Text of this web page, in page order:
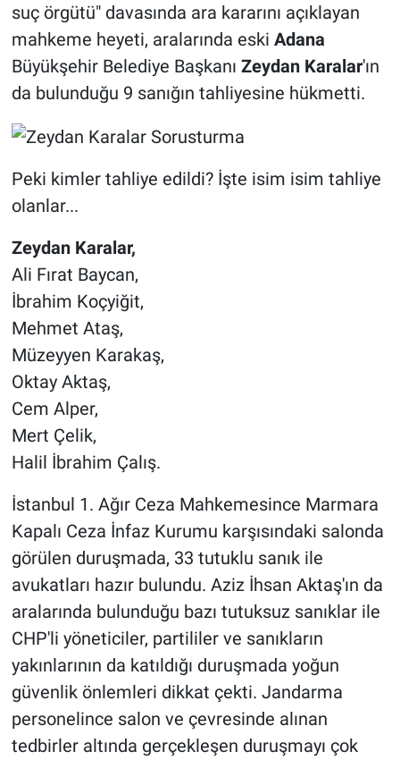
suç örgütü" davasında ara kararını açıklayan
mahkeme heyeti, aralarında eski Adana
Büyükşehir Belediye Başkanı Zeydan Karalar'ın
da bulunduğu 9 sanığın tahliyesine hükmetti.
Peki kimler tahliye edildi? İşte isim isim tahliye
olanlar...
Zeydan Karalar,
Ali Fırat Baycan,
İbrahim Koçyiğit,
Mehmet Ataş,
Müzeyyen Karakaş,
Oktay Aktaş,
Cem Alper,
Mert Çelik,
Halil İbrahim Çalış.
İstanbul 1. Ağır Ceza Mahkemesince Marmara
Kapalı Ceza İnfaz Kurumu karşısındaki salonda
görülen duruşmada, 33 tutuklu sanık ile
avukatları hazır bulundu. Aziz İhsan Aktaş'ın da
aralarında bulunduğu bazı tutuksuz sanıklar ile
CHP'li yöneticiler, partililer ve sanıkların
yakınlarının da katıldığı duruşmada yoğun
güvenlik önlemleri dikkat çekti. Jandarma
personelince salon ve çevresinde alınan
tedbirler altında gerçekleşen duruşmayı çok